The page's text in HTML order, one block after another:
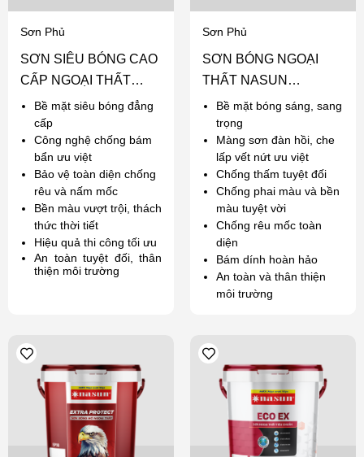
Sơn Phủ
SƠN SIÊU BÓNG CAO
CẤP NGOẠI THẤT
NASUN PLUS
Bề mặt siêu bóng đẳng
cấp
Công nghệ chống bám
bẩn ưu việt
Bảo vệ toàn diện chống
rêu và nấm mốc
Bền màu vượt trội, thách
thức thời tiết
Hiệu quả thi công tối ưu
An toàn tuyệt đối, thân
thiện môi trường
Sơn Phủ
SƠN BÓNG NGOẠI
THẤT NASUN
MAXIMUM
Bề mặt bóng sáng, sang
trọng
Màng sơn đàn hồi, che
lấp vết nứt ưu việt
Chống thấm tuyệt đối
Chống phai màu và bền
màu tuyệt vời
Chống rêu mốc toàn
diện
Bám dính hoàn hảo
An toàn và thân thiện
môi trường